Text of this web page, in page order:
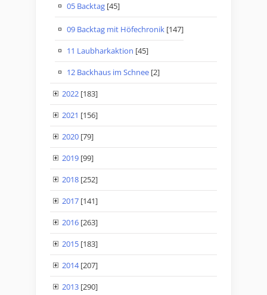
05 Backtag [45]
09 Backtag mit Höfechronik [147]
11 Laubharkaktion [45]
12 Backhaus im Schnee [2]
2022 [183]
2021 [156]
2020 [79]
2019 [99]
2018 [252]
2017 [141]
2016 [263]
2015 [183]
2014[207]
2013 [290]